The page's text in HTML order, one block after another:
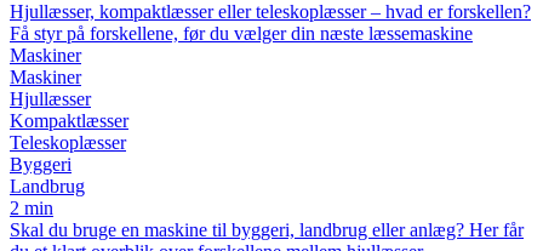
Hjullæsser, kompaktlæsser eller teleskoplæsser – hvad er forskellen?
Få styr på forskellene, før du vælger din næste læssemaskine
Maskiner
Maskiner
Hjullæsser
Kompaktlæsser
Teleskoplæsser
Byggeri
Landbrug
2 min
Skal du bruge en maskine til byggeri, landbrug eller anlæg? Her får